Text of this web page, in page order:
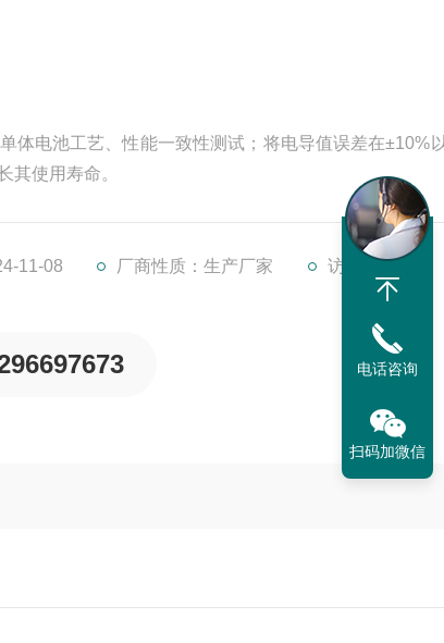
体电池工艺、性能一致性测试；将电导值误差在±10%
其使用寿命。
11-08 厂商性质：生产厂家 访问量：871
电话咨询
扫码加微信